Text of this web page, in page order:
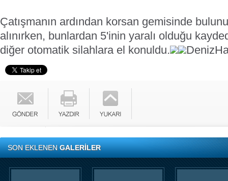
Çatışmanın ardından korsan gemisinde
alınırken, bunlardan 5'inin yaralı olduğu
diğer otomatik silahlara el konuldu.
SON EKLENENGALERİLER